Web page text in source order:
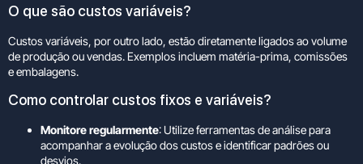
O que são custos variáveis?
Custos variáveis, por outro lado, estão diretamente ligados ao volume
de produção ou vendas. Exemplos incluem matéria-prima, comissões
e embalagens.
Como controlar custos fixos e variáveis?
Monitore regularmente: Utilize ferramentas de análise para
acompanhar a evolução dos custos e identificar padrões ou
desvios.